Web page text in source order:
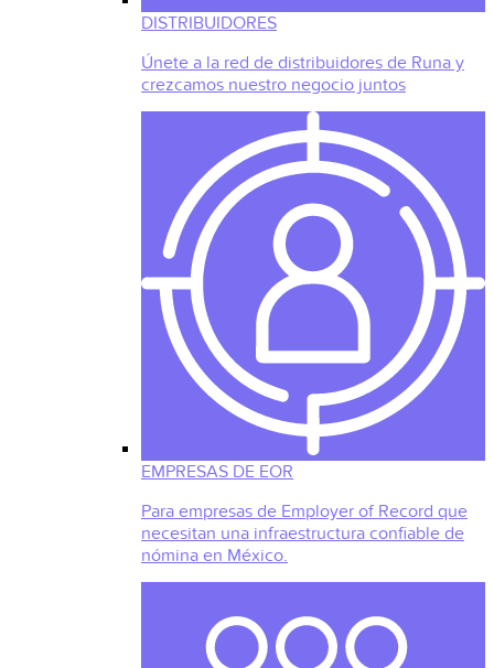
DISTRIBUIDORES
Únete a la red de distribuidores de Runa y
crezcamos nuestro negocio juntos
EMPRESAS DE EOR
Para empresas de Employer of Record que
necesitan una infraestructura confiable de
nómina en México.